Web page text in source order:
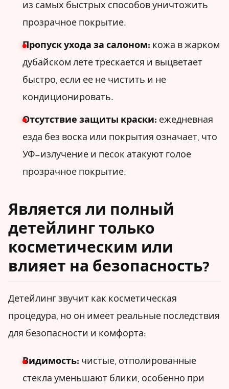
из самых быстрых способов уничтожить
прозрачное покрытие.
Пропуск ухода за салоном: кожа в жарком
дубайском лете трескается и выцветает
быстро, если ее не чистить и не
кондиционировать.
Отсутствие защиты краски: ежедневная
езда без воска или покрытия означает, что
УФ-излучение и песок атакуют голое
прозрачное покрытие.
Является ли полный
детейлинг только
косметическим или
влияет на безопасность?
Детейлинг звучит как косметическая
процедура, но он имеет реальные последствия
для безопасности и комфорта:
Видимость: чистые, отполированные
стекла уменьшают блики, особенно при